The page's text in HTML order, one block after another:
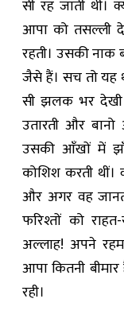
सी रह जाती
आपा को तसल्ली
रहती। उसकी
जैसे हैं। सच तो यह
सी झलक भर देखी
उतारती और
उसकी आँखों में
कोशिश करती थीं।
और अगर वह
फरिश्तों को
अल्लाह! अपने
आपा कितनी
रही।